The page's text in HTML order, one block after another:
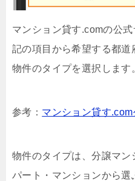
マンション貸す.comの公
記の項目から希望する都道
物件のタイプを選択します
参考： マンション貸す.com
物件のタイプは、分譲マ
パート・マンションから選